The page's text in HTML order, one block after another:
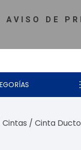
AVISO DE
Cintas / Cinta